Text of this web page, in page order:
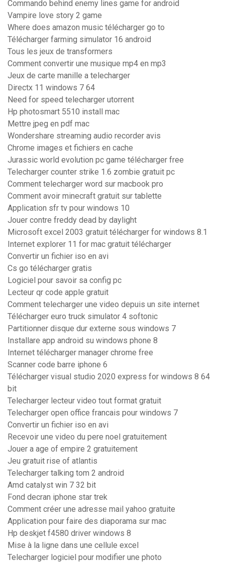
Commando behind enemy lines game for android
Vampire love story 2 game
Where does amazon music télécharger go to
Télécharger farming simulator 16 android
Tous les jeux de transformers
Comment convertir une musique mp4 en mp3
Jeux de carte manille a telecharger
Directx 11 windows 7 64
Need for speed telecharger utorrent
Hp photosmart 5510 install mac
Mettre jpeg en pdf mac
Wondershare streaming audio recorder avis
Chrome images et fichiers en cache
Jurassic world evolution pc game télécharger free
Telecharger counter strike 1.6 zombie gratuit pc
Comment telecharger word sur macbook pro
Comment avoir minecraft gratuit sur tablette
Application sfr tv pour windows 10
Jouer contre freddy dead by daylight
Microsoft excel 2003 gratuit télécharger for windows 8.1
Internet explorer 11 for mac gratuit télécharger
Convertir un fichier iso en avi
Cs go télécharger gratis
Logiciel pour savoir sa config pc
Lecteur qr code apple gratuit
Comment telecharger une video depuis un site internet
Télécharger euro truck simulator 4 softonic
Partitionner disque dur externe sous windows 7
Installare app android su windows phone 8
Internet télécharger manager chrome free
Scanner code barre iphone 6
Télécharger visual studio 2020 express for windows 8 64
bit
Telecharger lecteur video tout format gratuit
Telecharger open office francais pour windows 7
Convertir un fichier iso en avi
Recevoir une video du pere noel gratuitement
Jouer a age of empire 2 gratuitement
Jeu gratuit rise of atlantis
Telecharger talking tom 2 android
Amd catalyst win 7 32 bit
Fond decran iphone star trek
Comment créer une adresse mail yahoo gratuite
Application pour faire des diaporama sur mac
Hp deskjet f4580 driver windows 8
Mise à la ligne dans une cellule excel
Telecharger logiciel pour modifier une photo